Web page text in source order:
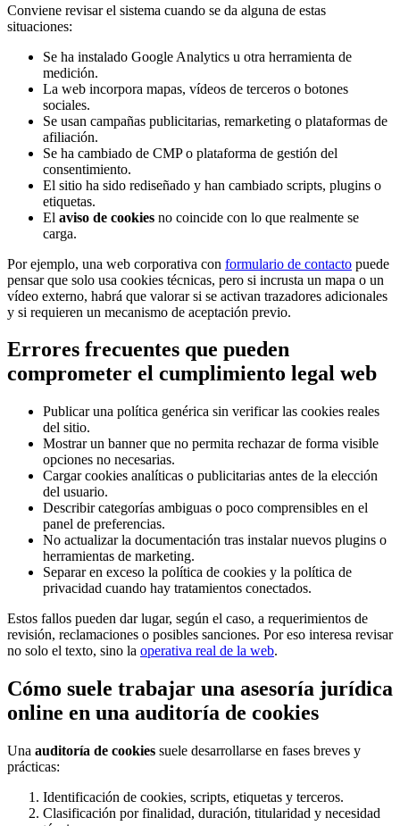
Conviene revisar el sistema cuando se da alguna de estas
situaciones:
Se ha instalado Google Analytics u otra herramienta de
medición.
La web incorpora mapas, vídeos de terceros o botones
sociales.
Se usan campañas publicitarias, remarketing o plataformas de
afiliación.
Se ha cambiado de CMP o plataforma de gestión del
consentimiento.
El sitio ha sido rediseñado y han cambiado scripts, plugins o
etiquetas.
El aviso de cookies no coincide con lo que realmente se
carga.
Por ejemplo, una web corporativa con formulario de contacto puede
pensar que solo usa cookies técnicas, pero si incrusta un mapa o un
vídeo externo, habrá que valorar si se activan trazadores adicionales
y si requieren un mecanismo de aceptación previo.
Errores frecuentes que pueden
comprometer el cumplimiento legal web
Publicar una política genérica sin verificar las cookies reales
del sitio.
Mostrar un banner que no permita rechazar de forma visible
opciones no necesarias.
Cargar cookies analíticas o publicitarias antes de la elección
del usuario.
Describir categorías ambiguas o poco comprensibles en el
panel de preferencias.
No actualizar la documentación tras instalar nuevos plugins o
herramientas de marketing.
Separar en exceso la política de cookies y la política de
privacidad cuando hay tratamientos conectados.
Estos fallos pueden dar lugar, según el caso, a requerimientos de
revisión, reclamaciones o posibles sanciones. Por eso interesa revisar
no solo el texto, sino la operativa real de la web.
Cómo suele trabajar una asesoría jurídica
online en una auditoría de cookies
Una auditoría de cookies suele desarrollarse en fases breves y
prácticas:
Identificación de cookies, scripts, etiquetas y terceros.
Clasificación por finalidad, duración, titularidad y necesidad